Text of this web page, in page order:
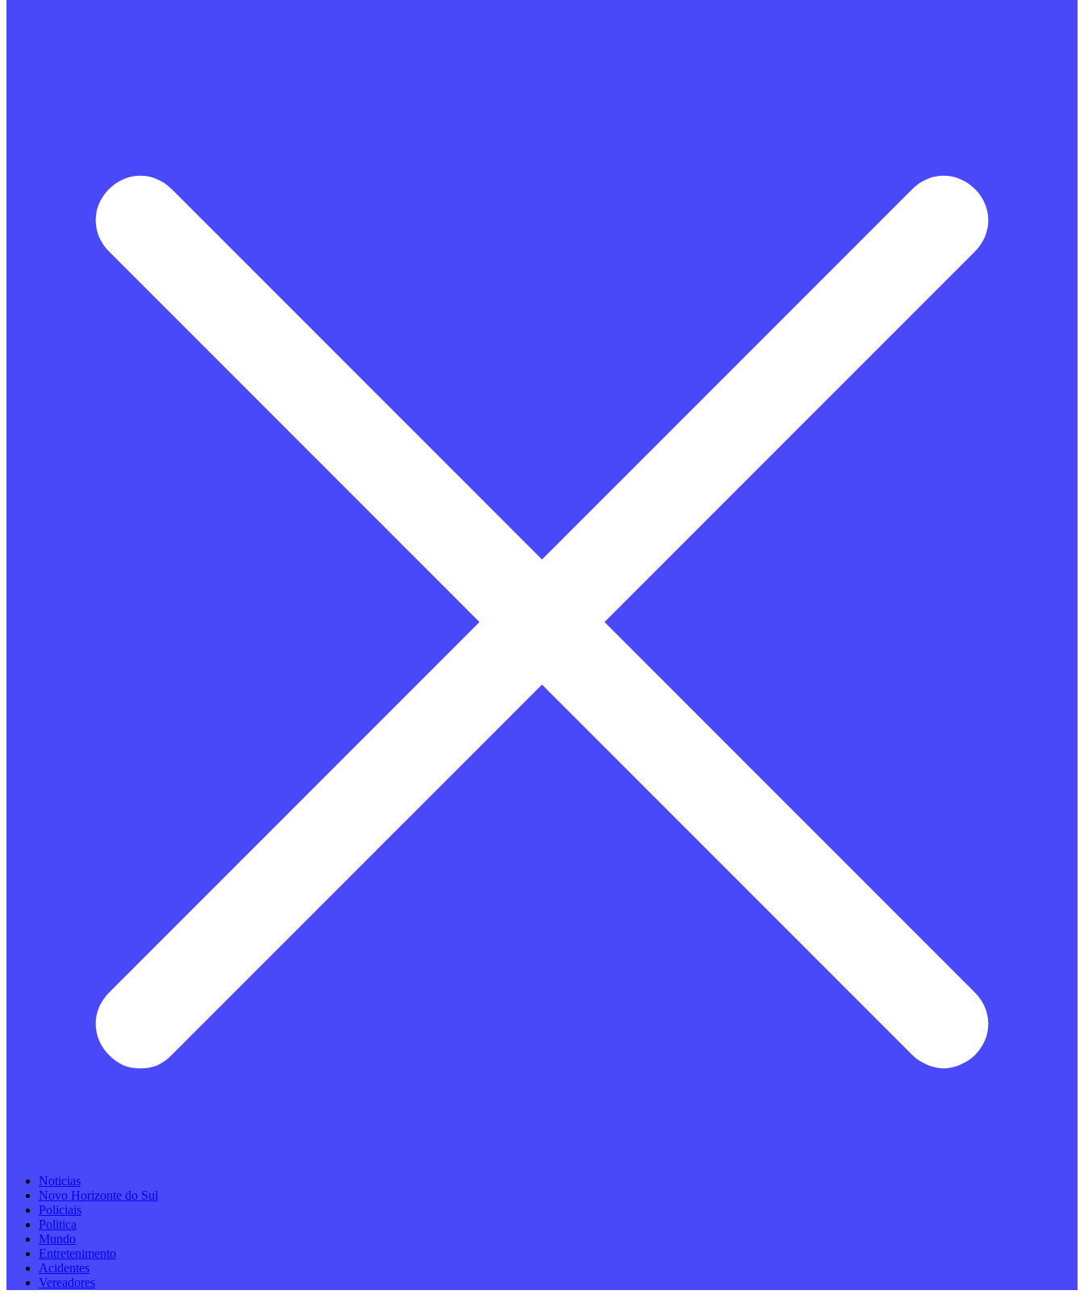
Noticias
Novo Horizonte do Sul
Policiais
Politica
Mundo
Entretenimento
Acidentes
Vereadores